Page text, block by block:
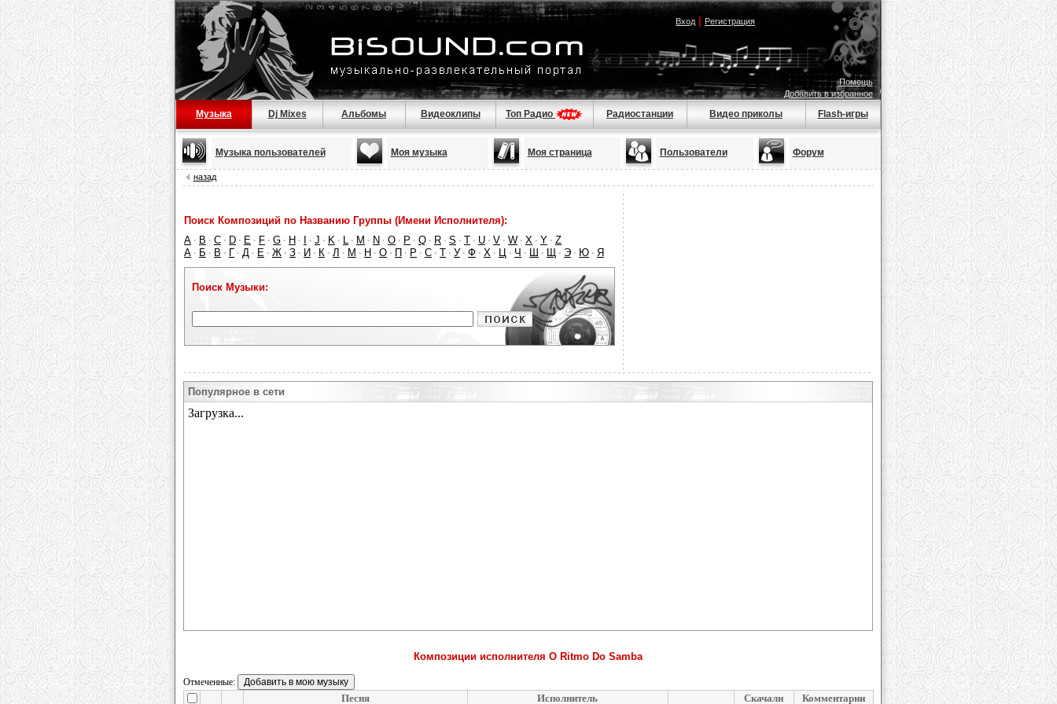
Вход| Регистрация
Помощь
Добавить в избранное
Музыка Dj Mixes Альбомы Видеоклипы Топ Радио Радиостанции Видео приколы Flash-игры
Музыка пользователей Моя музыка Моя страница Пользователи Форум
назад
Поиск Композиций по Названию Группы (Имени Исполнителя):
A · B · C · D · E · F · G · H · · J · K · L · M · N · O · P · Q · R · S · T · U · V · W · X · Y · Z
А · Б · В · Г · Д · Е · Ж · З · И · К · Л · М · Н · О · П · Р · С · Т · У · Ф · Х · Ц · Ч · Ш · Щ · Э · Ю · Я
Поиск Музыки:
Популярное в сети
Композиции исполнителя O Ritmo Do Samba
Отмеченные:
Песня Исполнитель Скачали Комментарии